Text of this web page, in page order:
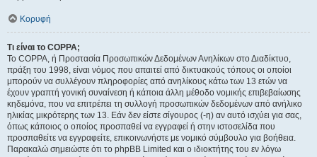
Κορυφή
Τι είναι το COPPA;
Το COPPA, ή Προστασία Προσωπικών Δεδομένων Ανηλίκων στο Διαδίκτυο,
πράξη του 1998, είναι νόμος που απαιτεί από δικτυακούς τόπους οι οποίοι
μπορούν να συλλέγουν πληροφορίες από ανηλίκους κάτω των 13 ετών να
έχουν γραπτή γονική συναίνεση ή κάποια άλλη μέθοδο νομικής επιβεβαίωσης
κηδεμόνα, που να επιτρέπει τη συλλογή προσωπικών δεδομένων από ανήλικο
ηλικίας μικρότερης των 13. Εάν δεν είστε σίγουρος (-η) αν αυτό ισχύει για σας,
όπως κάποιος ο οποίος προσπαθεί να εγγραφεί ή στην ιστοσελίδα που
προσπαθείτε να εγγραφείτε, επικοινωνήστε με νομικό σύμβουλο για βοήθεια.
Παρακαλώ σημειώστε ότι το phpBB Limited και ο ιδιοκτήτης του εν λόγω